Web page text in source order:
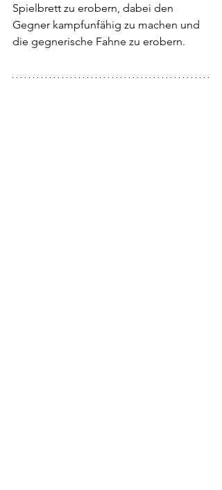
Spielbrett zu erobern, dabei den
Gegner kampfunfähig zu machen und
die gegnerische Fahne zu erobern.